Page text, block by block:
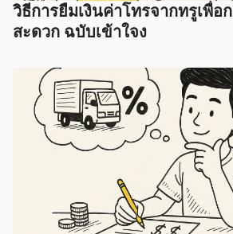
วิธีการยืมเงินค่าโทรจากทรูเพื่อ
สะดวก ฉบับเข้าใจง